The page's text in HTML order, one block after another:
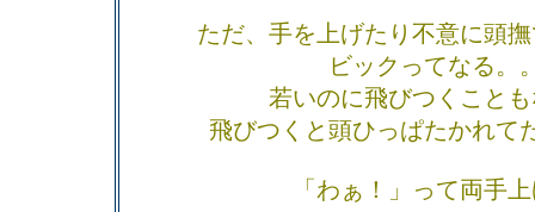
ただ、手を上げたり不意に頭
ビックってなる。
若いのに飛びつくこと
飛びつくと頭ひっぱたかれて
「わぁ！」って両手